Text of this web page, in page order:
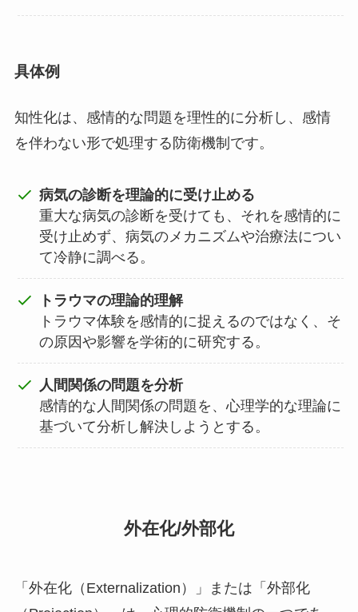
具体例
知性化は、感情的な問題を理性的に分析し、感情
を伴わない形で処理する防衛機制です。
病気の診断を理論的に受け止める
重大な病気の診断を受けても、それを感情的に
受け止めず、病気のメカニズムや治療法につい
て冷静に調べる。
トラウマの理論的理解
トラウマ体験を感情的に捉えるのではなく、そ
の原因や影響を学術的に研究する。
人間関係の問題を分析
感情的な人間関係の問題を、心理学的な理論に
基づいて分析し解決しようとする。
外在化/外部化
「外在化（Externalization）」または「外部化